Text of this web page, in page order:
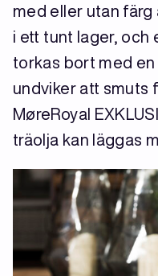
med eller utan färg
i ett tunt lager, och
torkas bort med en
undviker att smuts
MøreRoyal
träolja kan läggas